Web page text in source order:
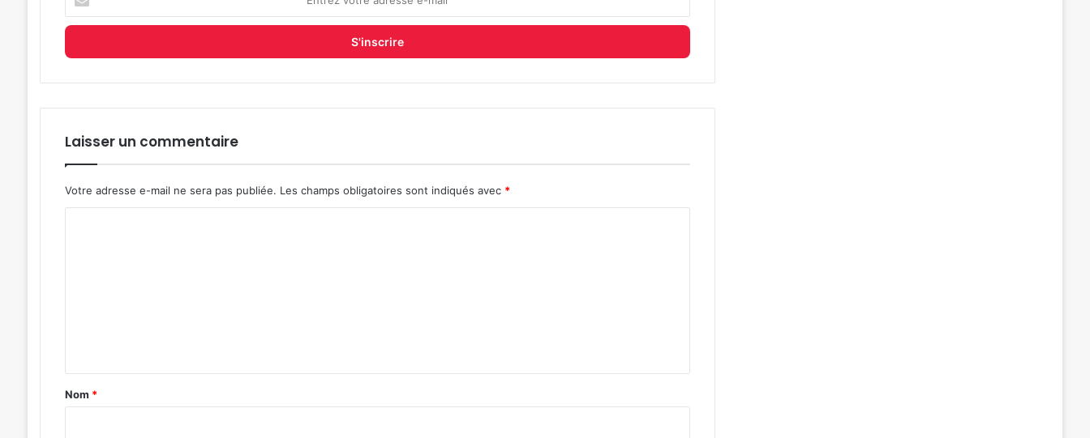
votre
adresse
mail
Laisser un commentaire
Votre adresse e-mail ne sera pas publiée. Les champs obligatoires sont indiqués avec *
a
Nom *